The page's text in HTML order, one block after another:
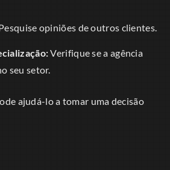
opiniões de outros clientes.
Verifique se a agência
seu setor.
ajudá-lo a tomar uma decisão